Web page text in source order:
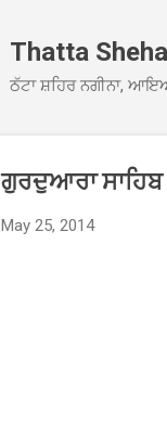
Thatta
ਠੱਟਾ ਸ਼ਹਿਰ ਨਗੀਨਾ,
ਗੁਰਦੁਆਰਾ
May 25, 2014